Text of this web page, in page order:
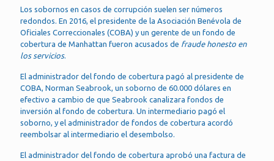
Los sobornos en casos de corrupción suelen ser números
redondos. En 2016, el presidente de la Asociación Benévola de
Oficiales Correccionales (COBA) y un gerente de un fondo de
cobertura de Manhattan fueron acusados de fraude honesto en
los servicios.
El administrador del fondo de cobertura pagó al presidente de
COBA, Norman Seabrook, un soborno de 60.000 dólares en
efectivo a cambio de que Seabrook canalizara fondos de
inversión al fondo de cobertura. Un intermediario pagó el
soborno, y el administrador de fondos de cobertura acordó
reembolsar al intermediario el desembolso.
El administrador del fondo de cobertura aprobó una factura de